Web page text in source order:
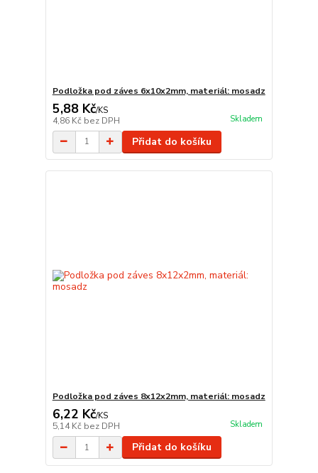
Podložka pod záves 6x10x2mm, materiál: mosadz
5,88 Kč/KS
4,86 Kč bez DPH Skladem
Přidat do košíku
Podložka pod záves 8x12x2mm, materiál: mosadz
6,22 Kč/KS
5,14 Kč bez DPH Skladem
Přidat do košíku